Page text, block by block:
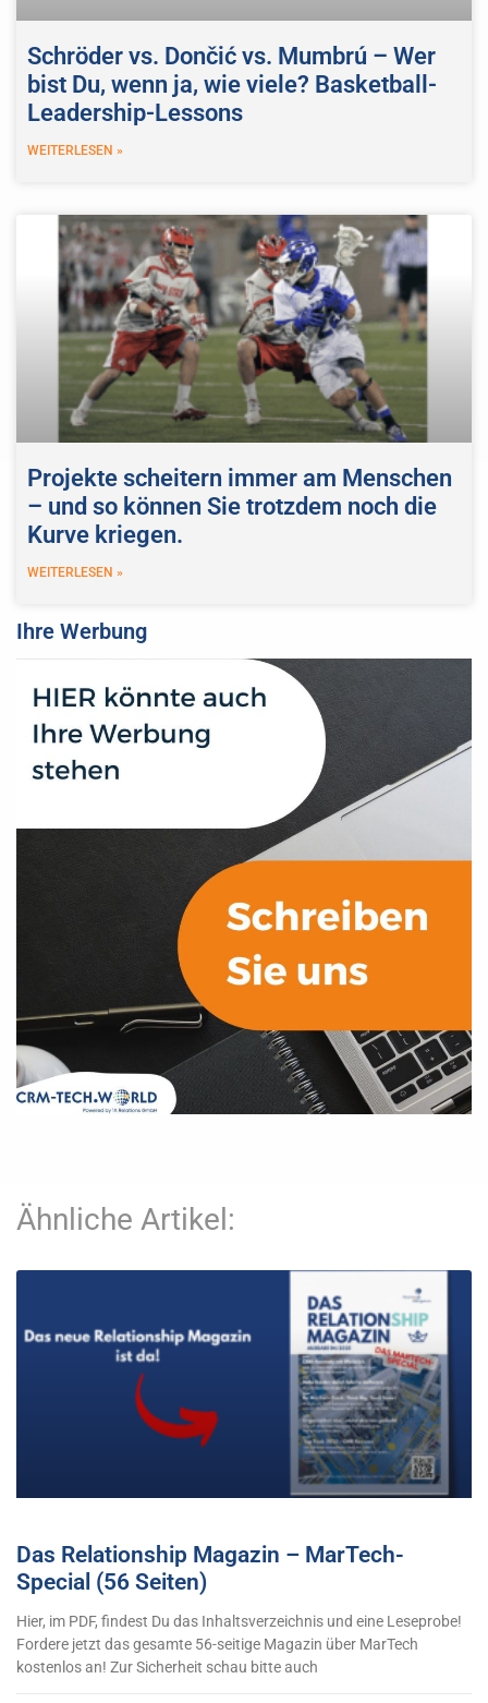
Schröder vs. Dončić vs. Mumbrú – Wer
bist Du, wenn ja, wie viele? Basketball-
Leadership-Lessons
WEITERLESEN »
Projekte scheitern immer am Menschen
– und so können Sie trotzdem noch die
Kurve kriegen.
WEITERLESEN »
Ihre Werbung
Ähnliche Artikel:
Das Relationship Magazin – MarTech-
Special (56 Seiten)
Hier, im PDF, findest Du das Inhaltsverzeichnis und eine Leseprobe!
Fordere jetzt das gesamte 56-seitige Magazin über MarTech
kostenlos an! Zur Sicherheit schau bitte auch